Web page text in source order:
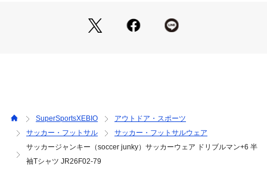
※ブラウザやお使いのモニター環境により、掲載画像と実際の
商品の色味が若干異なる場合があります。
着 Tシャツ 半袖 ショートスリーブ Men's Mens メンズ めんず
男性 スポーツウェア トップス scitemcp
SuperSportsXEBIO
アウトドア・スポーツ
サッカー・フットサル
サッカー・フットサルウェア
サッカージャンキー（soccer junky）サッカーウェア ドリブルマン+6 半
袖Tシャツ JR26F02-79